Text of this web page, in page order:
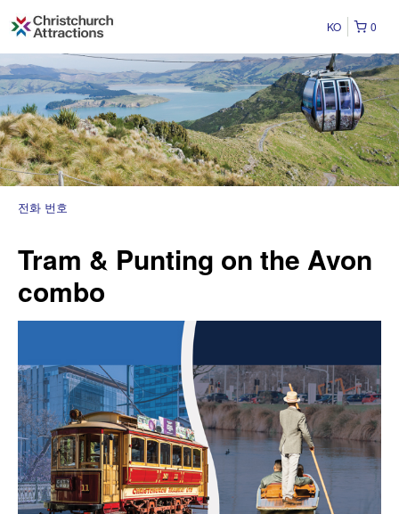
0
KO
전화 번호
Tram & Punting on the Avon
combo